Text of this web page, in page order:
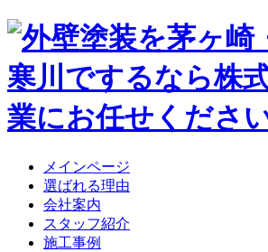
メインページ
選ばれる理由
会社案内
スタッフ紹介
施工事例